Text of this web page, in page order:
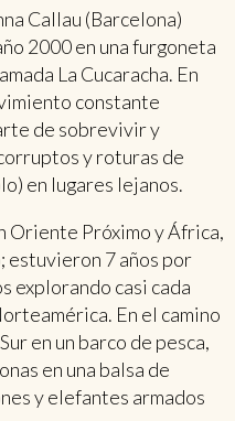
Callau (Barcelona)
2000 en una furgoneta
La Cucaracha. En
constante
de sobrevivir y
y roturas de
en lugares lejanos.
Oriente Próximo y África,
estuvieron 7 años por
explorando casi cada
En el camino
en un barco de pesca,
en una balsa de
y elefantes armados